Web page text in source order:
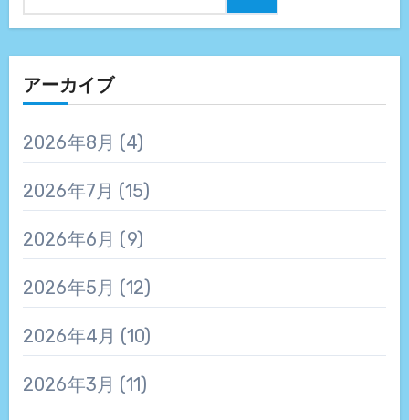
アーカイブ
2026年8月 (4)
2026年7月 (15)
2026年6月 (9)
2026年5月 (12)
2026年4月 (10)
2026年3月 (11)